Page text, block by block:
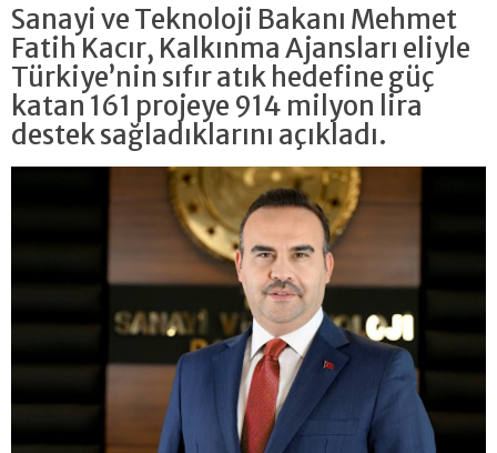
Sanayi ve Teknoloji Bakanı Mehmet
Fatih Kacır, Kalkınma Ajansları eliyle
Türkiye’nin sıfır atık hedefine güç
katan 161 projeye 914 milyon lira
destek sağladıklarını açıkladı.